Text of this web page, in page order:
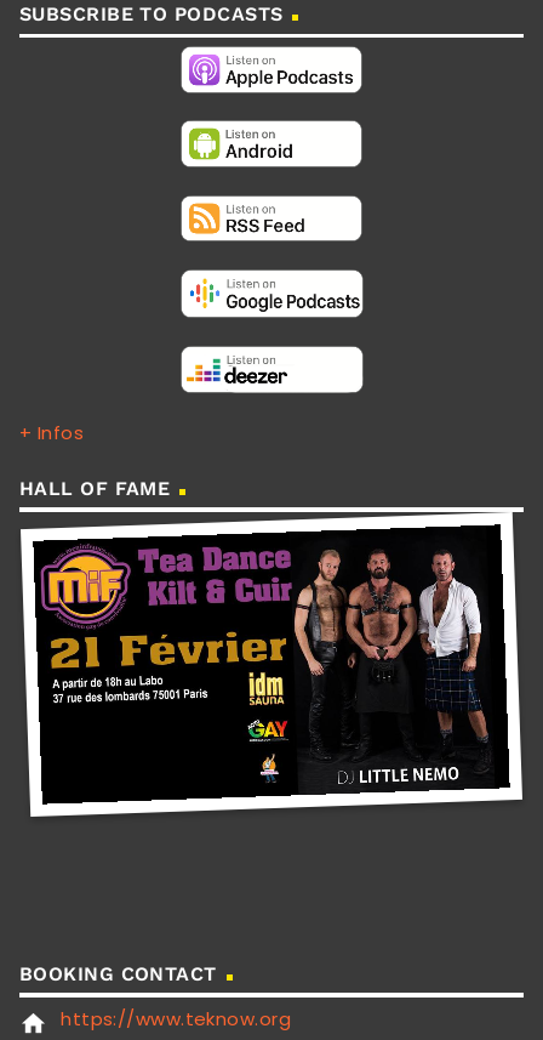
SUBSCRIBE TO PODCASTS
+ Infos
HALL OF FAME
BOOKING CONTACT
home https://www.teknow.org